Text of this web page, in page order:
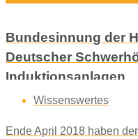
Bundesinnung der
Deutscher
Induktionsanlagen
Wissenswertes
Ende April 2018 haben